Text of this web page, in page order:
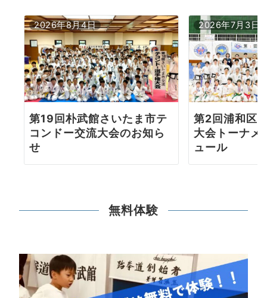
ン
2026年8月4日
第19回朴武館さいたま市テ
コンドー交流大会のお知ら
せ
2026年7月3日
第2回浦和区
大会トーナメ
ュール
無料体験